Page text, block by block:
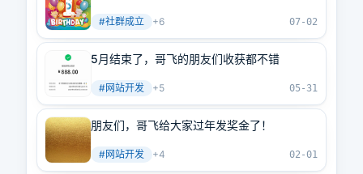
#社群成立 +6 07-02
5月结束了，哥飞的朋友们收获都不错
#网站开发 +5 05-31
朋友们，哥飞给大家过年发奖金了！
#网站开发 +4 02-01